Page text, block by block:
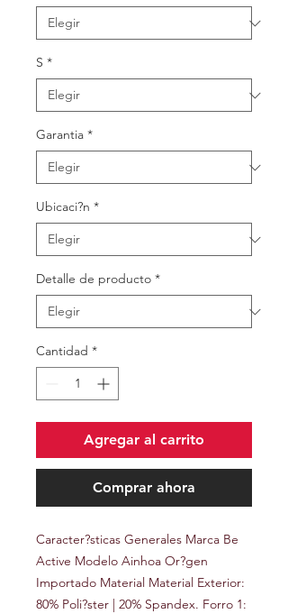
S *
Garantia *
Ubicaci?n *
Detalle de producto *
Cantidad *
Agregar al carrito
Comprar ahora
Caracter?sticas Generales Marca Be
Active Modelo Ainhoa Or?gen
Importado Material Material Exterior:
80% Poli?ster | 20% Spandex. Forro 1: